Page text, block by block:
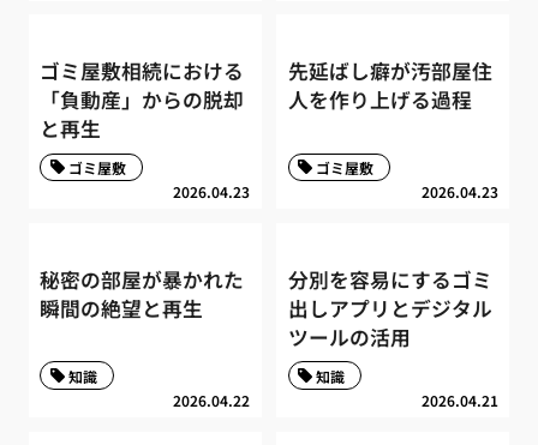
ゴミ屋敷相続における
「負動産」からの脱却
と再生
2026.04.23
ゴミ屋敷
先延ばし癖が汚部屋住
人を作り上げる過程
2026.04.23
ゴミ屋敷
秘密の部屋が暴かれた
瞬間の絶望と再生
2026.04.22
知識
分別を容易にするゴミ
出しアプリとデジタル
ツールの活用
2026.04.21
知識